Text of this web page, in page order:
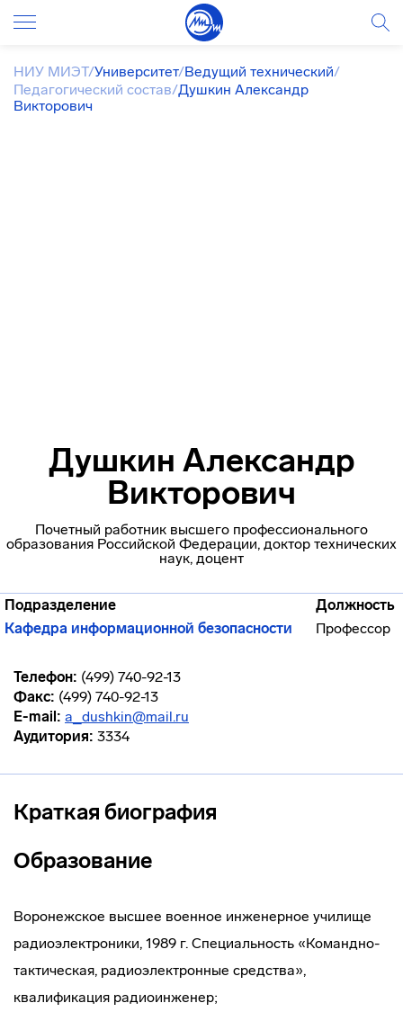
НИУ МИЭТ/Университет/Ведущий технический/
Педагогический состав/Душкин Александр
Викторович
Душкин Александр
Викторович
Почетный работник высшего профессионального
образования Российской Федерации, доктор технических
наук, доцент
Подразделение
Должность
Кафедра информационной безопасности
Профессор
Телефон: (499) 740-92-13
Факс: (499) 740-92-13
E-mail: a_dushkin@mail.ru
Аудитория: 3334
Краткая биография
Образование
Воронежское высшее военное инженерное училище
радиоэлектроники, 1989 г. Специальность «Командно-
тактическая, радиоэлектронные средства»,
квалификация радиоинженер;